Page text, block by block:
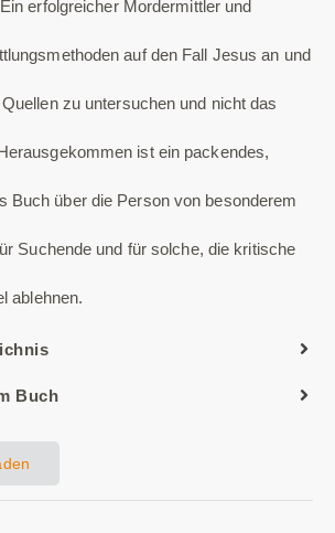
erfolgreicher Mordermittler und
auf den Fall Jesus an und
zu untersuchen und nicht das
ist ein packendes,
Buch über die Person von besonderem
Suchende und für solche, die kritische
ablehnen.
Buch